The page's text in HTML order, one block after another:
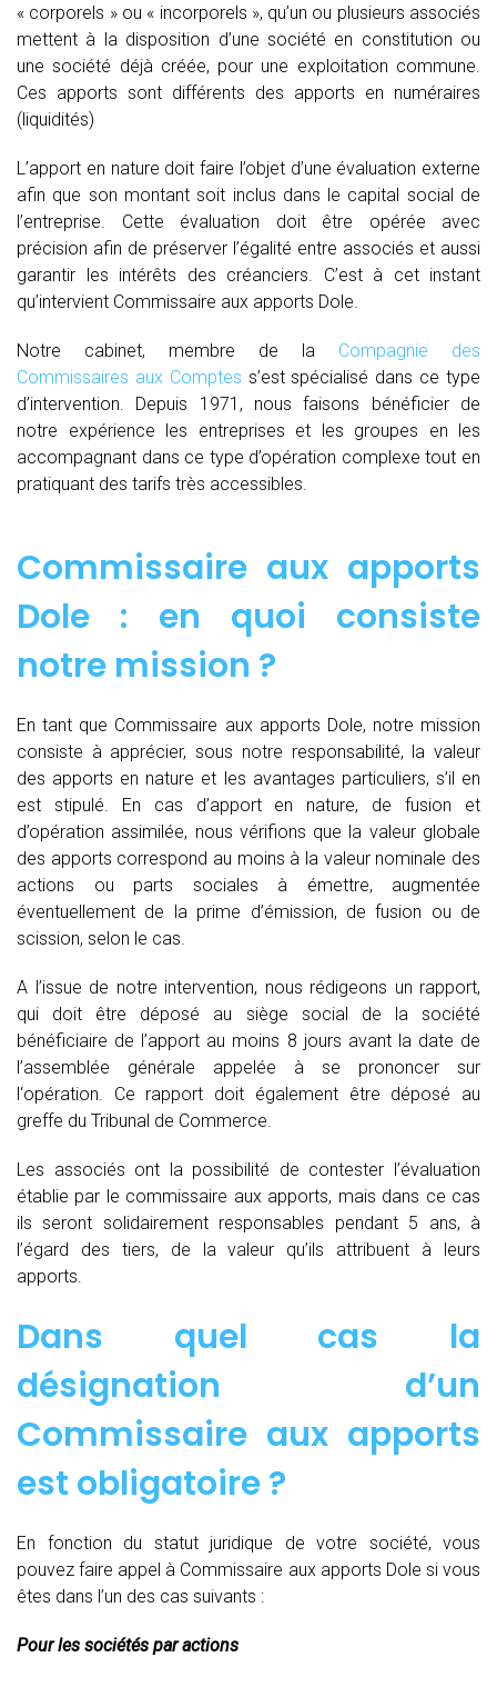
« corporels » ou « incorporels », qu’un ou plusieurs associés
mettent à la disposition d’une société en constitution ou
une société déjà créée, pour une exploitation commune.
Ces apports sont différents des apports en numéraires
(liquidités)
L’apport en nature doit faire l’objet d’une évaluation externe
afin que son montant soit inclus dans le capital social de
l’entreprise. Cette évaluation doit être opérée avec
précision afin de préserver l’égalité entre associés et aussi
garantir les intérêts des créanciers. C’est à cet instant
qu’intervient Commissaire aux apports Dole.
Notre cabinet, membre de la Compagnie des
Commissaires aux Comptes s’est spécialisé dans ce type
d’intervention. Depuis 1971, nous faisons bénéficier de
notre expérience les entreprises et les groupes en les
accompagnant dans ce type d’opération complexe tout en
pratiquant des tarifs très accessibles.
Commissaire aux apports
Dole : en quoi consiste
notre mission ?
En tant que Commissaire aux apports Dole, notre mission
consiste à apprécier, sous notre responsabilité, la valeur
des apports en nature et les avantages particuliers, s’il en
est stipulé. En cas d’apport en nature, de fusion et
d’opération assimilée, nous vérifions que la valeur globale
des apports correspond au moins à la valeur nominale des
actions ou parts sociales à émettre, augmentée
éventuellement de la prime d’émission, de fusion ou de
scission, selon le cas.
A l’issue de notre intervention, nous rédigeons un rapport,
qui doit être déposé au siège social de la société
bénéficiaire de l’apport au moins 8 jours avant la date de
l’assemblée générale appelée à se prononcer sur
l‘opération. Ce rapport doit également être déposé au
greffe du Tribunal de Commerce.
Les associés ont la possibilité de contester l’évaluation
établie par le commissaire aux apports, mais dans ce cas
ils seront solidairement responsables pendant 5 ans, à
l’égard des tiers, de la valeur qu’ils attribuent à leurs
apports.
Dans quel cas la
désignation d’un
Commissaire aux apports
est obligatoire ?
En fonction du statut juridique de votre société, vous
pouvez faire appel à Commissaire aux apports Dole si vous
êtes dans l’un des cas suivants :
Pour les sociétés par actions